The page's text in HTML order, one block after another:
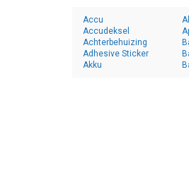
Accu
Accudeksel
Achterbehuizing
Adhesive Sticker
Akku